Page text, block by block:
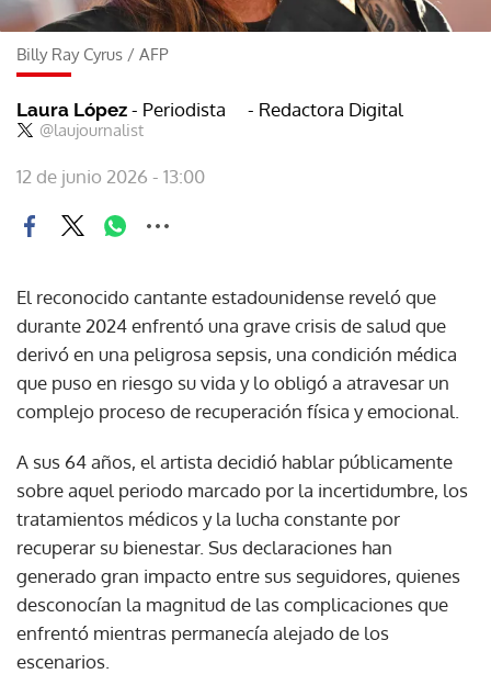
Billy Ray Cyrus / AFP
Laura López - Periodista
@laujournalist
- Redactora Digital
12 de junio 2026 - 13:00
El reconocido cantante estadounidense reveló que
durante 2024 enfrentó una grave crisis de salud que
derivó en una peligrosa sepsis, una condición médica
que puso en riesgo su vida y lo obligó a atravesar un
complejo proceso de recuperación física y emocional.
A sus 64 años, el artista decidió hablar públicamente
sobre aquel periodo marcado por la incertidumbre, los
tratamientos médicos y la lucha constante por
recuperar su bienestar. Sus declaraciones han
generado gran impacto entre sus seguidores, quienes
desconocían la magnitud de las complicaciones que
enfrentó mientras permanecía alejado de los
escenarios.